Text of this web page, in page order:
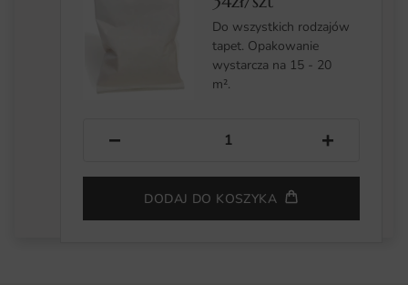
Do wszystkich rodzajów
tapet. Opakowanie
wystarcza na 15 - 20
m².
− +
DODAJ DO KOSZYKA